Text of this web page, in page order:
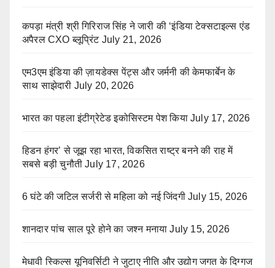
कपड़ा मंत्री श्री गिरिराज सिंह ने जारी की ‘इंडिया टेक्सटाइल्स एंड
अपैरल CXO ब्लूप्रिंट July 21, 2026
एम3एम इंडिया की ज़ायडेक्स पेंट्स और जर्मनी की केमफार्बेन के
साथ साझेदारी July 20, 2026
भारत का पहला इंटीग्रेटेड इकोसिस्टम पेश किया July 17, 2026
हिडन हंगर’ से जूझ रहा भारत, विकसित राष्ट्र बनने की राह में
सबसे बड़ी चुनौती July 17, 2026
6 घंटे की जटिल सर्जरी से महिला को नई जिंदगी July 15, 2026
शानदार पांच साल पूरे होने का जश्न मनाया July 15, 2026
मेधावी स्किल्स यूनिवर्सिटी ने जुटाए नीति और उद्योग जगत के दिग्गज